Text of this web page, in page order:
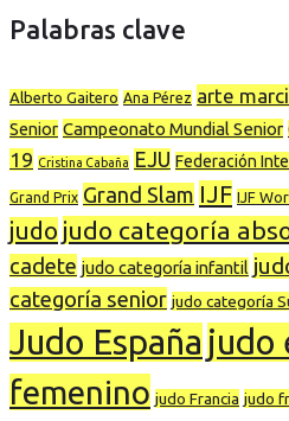
Palabras clave
Alberto Gaitero Ana Pérez arte
Senior Campeonato Mundial Senior
19 Cristina Cabaña EJU Federación
Grand Prix Grand Slam IJF IJF
judo judo categoría
cadete judo categoría infantil
categoría senior judo categoría
Judo España judo
femenino judo Francia judo